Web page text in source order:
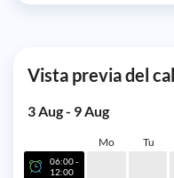
Vista previa del
3 Aug - 9 Aug
Mo Tu
06:00 -
12:00